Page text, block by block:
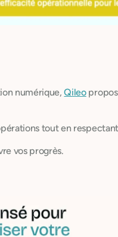
numérique,Qileo
tout en
vos progrès.